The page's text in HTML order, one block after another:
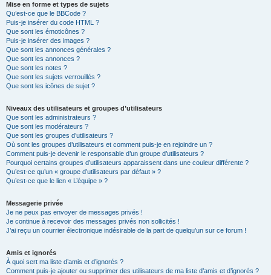
Mise en forme et types de sujets
Qu’est-ce que le BBCode ?
Puis-je insérer du code HTML ?
Que sont les émoticônes ?
Puis-je insérer des images ?
Que sont les annonces générales ?
Que sont les annonces ?
Que sont les notes ?
Que sont les sujets verrouillés ?
Que sont les icônes de sujet ?
Niveaux des utilisateurs et groupes d’utilisateurs
Que sont les administrateurs ?
Que sont les modérateurs ?
Que sont les groupes d’utilisateurs ?
Où sont les groupes d’utilisateurs et comment puis-je en rejoindre un ?
Comment puis-je devenir le responsable d’un groupe d’utilisateurs ?
Pourquoi certains groupes d’utilisateurs apparaissent dans une couleur différente ?
Qu’est-ce qu’un « groupe d’utilisateurs par défaut » ?
Qu’est-ce que le lien « L’équipe » ?
Messagerie privée
Je ne peux pas envoyer de messages privés !
Je continue à recevoir des messages privés non sollicités !
J’ai reçu un courrier électronique indésirable de la part de quelqu’un sur ce forum !
Amis et ignorés
À quoi sert ma liste d’amis et d’ignorés ?
Comment puis-je ajouter ou supprimer des utilisateurs de ma liste d’amis et d’ignorés ?